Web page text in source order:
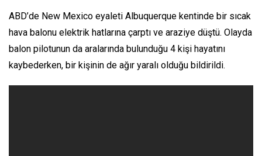
ABD’de New Mexico eyaleti Albuquerque kentinde bir sıcak
hava balonu elektrik hatlarına çarptı ve araziye düştü. Olayda
balon pilotunun da aralarında bulunduğu 4 kişi hayatını
kaybederken, bir kişinin de ağır yaralı olduğu bildirildi.